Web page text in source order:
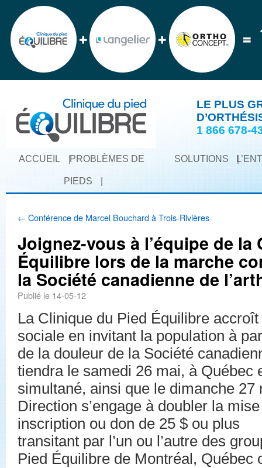
LE PLUS
1 866 678-
ACCUEIL |PROBLÈMES DE
PIEDS
SOLUTIONS |
← Conférence de Marcel Bouchard à Trois-Rivières
Joignez-vous à l’équipe de
Équilibre lors de la marche
la Société canadienne de
Publié le 14-05-12
La Clinique du Pied Équilibre
sociale en invitant la population à
de la douleur de la Société
tiendra le samedi 26 mai, à Québec
simultané, ainsi que le dimanche 27
Direction s’engage à doubler la
inscription ou don de 25 $ ou plus
transitant par l’un ou l’autre des
Pied Équilibre de Montréal, Québec